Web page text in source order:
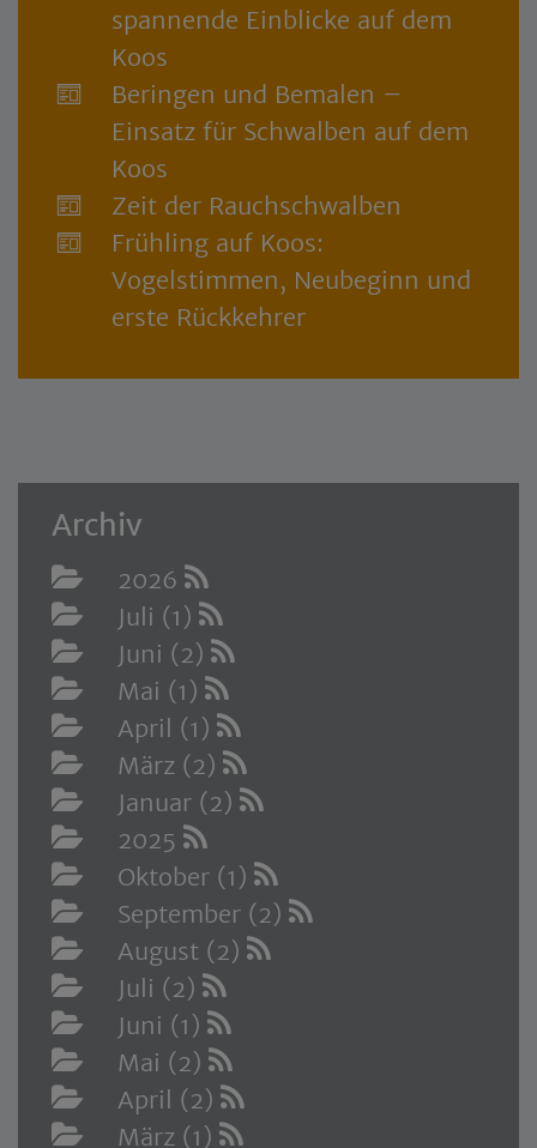
spannende Einblicke auf dem
Koos
Beringen und Bemalen –
Einsatz für Schwalben auf dem
Koos
Zeit der Rauchschwalben
Frühling auf Koos:
Vogelstimmen, Neubeginn und
erste Rückkehrer
Archiv
2026
Juli (1)
Juni (2)
Mai (1)
April (1)
März (2)
Januar (2)
2025
Oktober (1)
September (2)
August (2)
Juli (2)
Juni (1)
Mai (2)
April (2)
März (1)